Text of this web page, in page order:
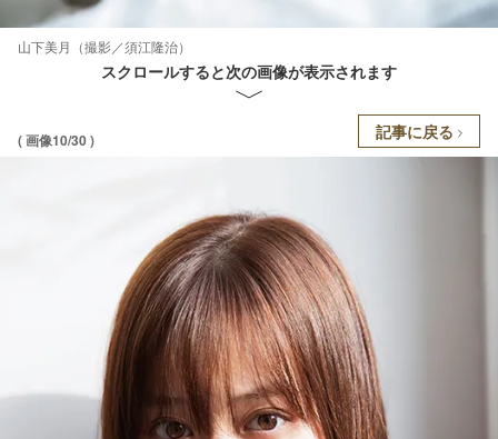
山下美月（撮影／須江隆治）
スクロールすると次の画像が表示されます
( 画像10/30 ) 記事に戻る